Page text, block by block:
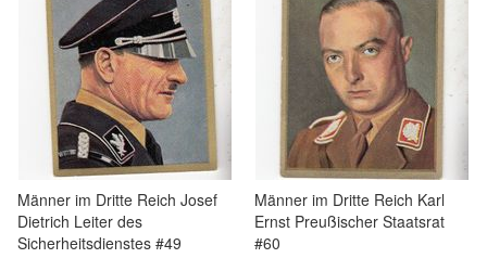
Männer im Dritte Reich Josef
Dietrich Leiter des
Sicherheitsdienstes #49
Männer im Dritte Reich Karl
Ernst Preußischer Staatsrat
#60